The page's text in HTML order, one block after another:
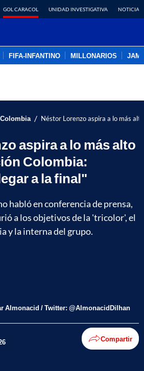
GOL CARACOL UNIDAD INVESTIGATIVA NOTICIAS
FIFA-INFANTINO MILLONARIOS
/ Néstor Lorenzo aspira a lo más
aspira a lo más alto
Colombia:
a la final"
habló en conferencia de prensa,
a los objetivos de la 'tricolor', el
y la interna del grupo.
Almonacid / Twitter: @AlmonacidDilhan
Compartir